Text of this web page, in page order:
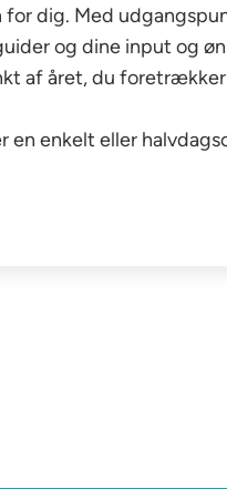
for dig. Med
og dine input og
af året, du
en enkelt eller